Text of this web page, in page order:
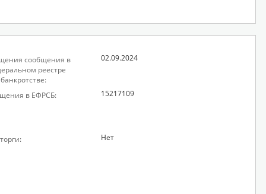
сообщения в
реестре
02.09.2024
в ЕФРСБ: 15217109
Нет